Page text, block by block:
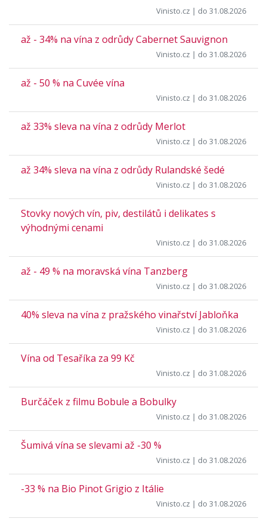
Vinisto.cz | do 31.08.2026
až - 34% na vína z odrůdy Cabernet Sauvignon
Vinisto.cz | do 31.08.2026
až - 50 % na Cuvée vína
Vinisto.cz | do 31.08.2026
až 33% sleva na vína z odrůdy Merlot
Vinisto.cz | do 31.08.2026
až 34% sleva na vína z odrůdy Rulandské šedé
Vinisto.cz | do 31.08.2026
Stovky nových vín, piv, destilátů i delikates s
výhodnými cenami
Vinisto.cz | do 31.08.2026
až - 49 % na moravská vína Tanzberg
Vinisto.cz | do 31.08.2026
40% sleva na vína z pražského vinařství Jabloňka
Vinisto.cz | do 31.08.2026
Vína od Tesaříka za 99 Kč
Vinisto.cz | do 31.08.2026
Burčáček z filmu Bobule a Bobulky
Vinisto.cz | do 31.08.2026
Šumivá vína se slevami až -30 %
Vinisto.cz | do 31.08.2026
-33 % na Bio Pinot Grigio z Itálie
Vinisto.cz | do 31.08.2026